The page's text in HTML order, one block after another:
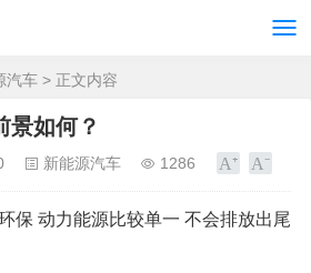
汽车 > 正文内容
景如何？
新能源汽车 1286
保 动力能源比较单一 不会排放出尾